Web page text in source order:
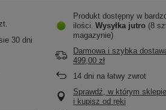
30 dni
Produkt dostępny w
ilości Wysyłka jutro (8
magazynie)
Darmowa i szybka
499,00 zł
14 dni na łatwy zwrot
Sprawdź, w którym
i kupisz od ręki